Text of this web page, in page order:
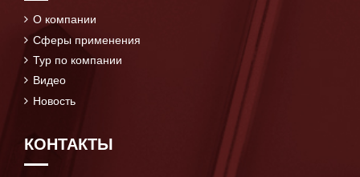
О компании
Сферы применения
Тур по компании
Видео
Новость
КОНТАКТЫ